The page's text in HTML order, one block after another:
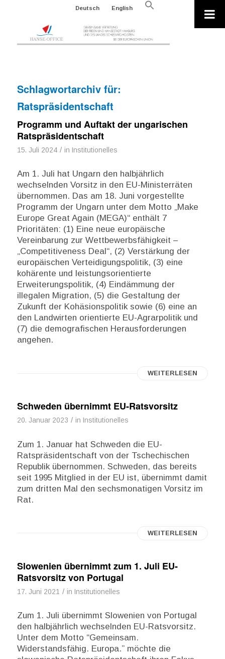
Deutsch English
Search
Schlagwortarchiv für:
Ratspräsidentschaft
Programm und Auftakt der ungarischen
Ratspräsidentschaft
15. Juli 2024 / in Institutionelles
Am 1. Juli hat Ungarn den halbjährlich
wechselnden Vorsitz in den EU-Ministerräten
übernommen. Das am 18. Juni vorgestellte
Programm der Ungarn unter dem Motto „Make
Europe Great Again (MEGA)“ enthält 7
Prioritäten: (1) Eine neue europäische
Vereinbarung zur Wettbewerbsfähigkeit –
„Competitiveness Deal“, (2) Verstärkung der
europäischen Verteidigungspolitik, (3) eine
kohärente und leistungsorientierte
Erweiterungspolitik, (4) Eindämmung der
illegalen Migration, (5) die Gestaltung der
Zukunft der Kohäsionspolitik sowie (6) eine an
den Landwirten orientierte EU-Agrarpolitik und
(7) die demografischen Herausforderungen
angehen.
WEITERLESEN
Schweden übernimmt EU-Ratsvorsitz
20. Januar 2023 / in Institutionelles
Zum 1. Januar hat Schweden die EU-
Ratspräsidentschaft von der Tschechischen
Republik übernommen. Schweden, das bereits
seit 1995 Mitglied in der EU ist, übernimmt damit
zum dritten Mal den sechsmonatigen Vorsitz im
Rat.
WEITERLESEN
Slowenien übernimmt zum 1. Juli EU-
Ratsvorsitz von Portugal
17. Juni 2021 / in Institutionelles
Zum 1. Juli übernimmt Slowenien von Portugal
den halbjährlich wechselnden EU-Ratsvorsitz.
Unter dem Motto “Gemeinsam.
Widerstandsfähig. Europa.” möchte die